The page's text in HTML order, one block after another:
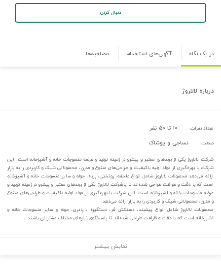
دنبال کردن
در یک نگاه آگهی‌های استخدام مصاحبه‌ها
درباره لالاروژ
تعداد نفرات: ۱۰ تا ۵۰ نفر
صنعت: نساجی و پوشاک
شرکت لالاروژ یکی از برندهای معتبر و پیشرو در زمینه تولید و عرضه منسوجات خانه و آشپزخانه است. این
شرکت با بهره‌گیری از مواد اولیه باکیفیت و طراحی‌های متنوع و مدرن، محصولاتی شیک و کاربردی را به بازار
ارائه می‌دهد.محصولات لالاروژ شامل انواع ملحفه، روتختی، پرده، حوله و سایر منسوجات خانه و آشپزخانه
است که با دقت و ظرافت طراحی شده‌اند تا پاشرکت لالاروژ یکی از برندهای معتبر و پیشرو در زمینه تولید و
عرضه منسوجات خانه و آشپزخانه است. این شرکت با بهره‌گیری از مواد اولیه باکیفیت و طراحی‌های متنوع
و مدرن، محصولاتی شیک و کاربردی را به بازار ارائه می‌دهد.
محصولات لالاروژ شامل انواع پیشبند، دستکش فر، دستگیره ، پادری، حوله و سایر منسوجات خانه و
آشپزخانه است که با دقت و ظرافت طراحی شده‌اند تا پاسخگوی نیازهای مختلف مشتریان باشند.
نمایش بیشتر